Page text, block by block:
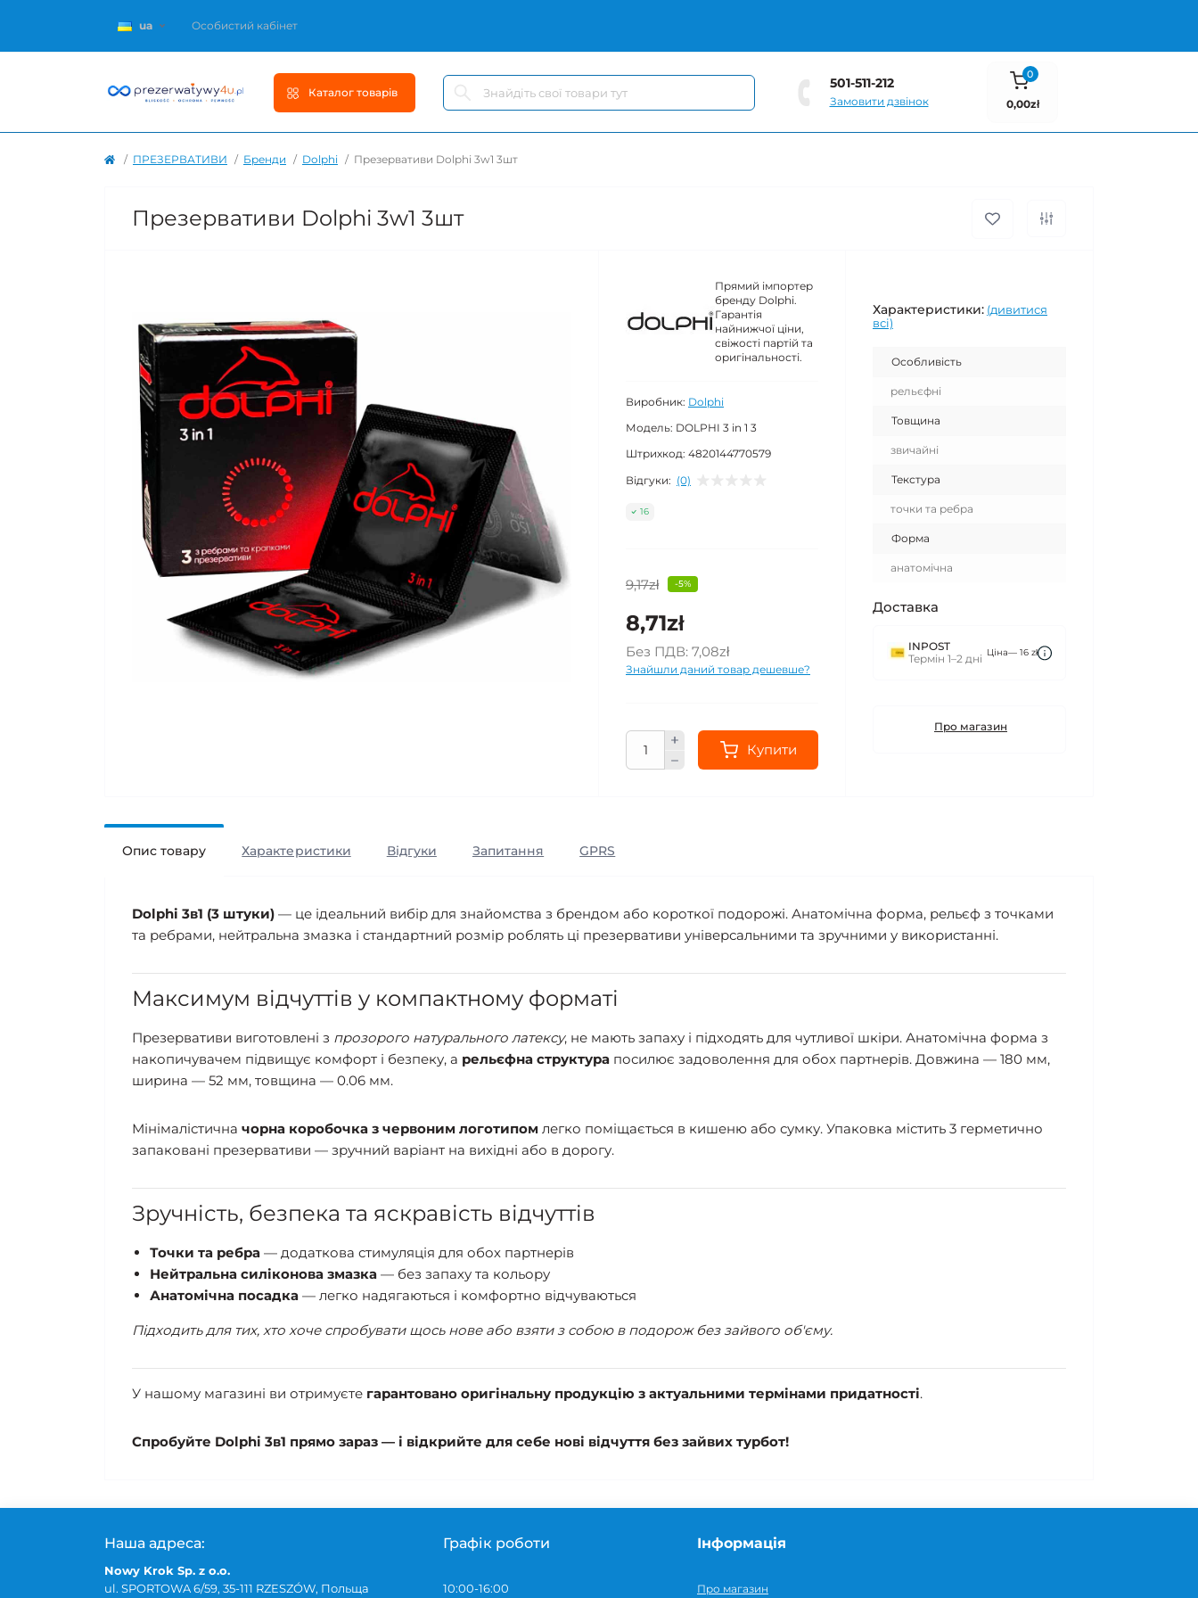
ua Особистий кабінет
Каталог товарів
501-511-212
Замовити дзвінок
0
0,00zł
ПРЕЗЕРВАТИВИ Бренди Dolphi Презервативи Dolphi 3w1 3шт
Презервативи Dolphi 3w1 3шт
Прямий імпортер
бренду Dolphi.
Гарантія
найнижчої ціни,
свіжості партій та
оригінальності.
Виробник: Dolphi
Модель: DOLPHI 3 in 1 3
Штрихкод: 4820144770579
Відгуки: (0)
16
9,17zł -5%
8,71zł
Без ПДВ: 7,08zł
Знайшли даний товар дешевше?
Купити
Характеристики: (дивитися
всі)
Особливість
рельєфні
Товщина
звичайні
Текстура
точки та ребра
Форма
анатомічна
Доставка
INPOST
Термін 1–2 дні Ціна— 16 zł
Про магазин
Опис товару Характеристики Відгуки Запитання GPRS
Dolphi 3в1 (3 штуки) — це ідеальний вибір для знайомства з брендом або короткої подорожі. Анатомічна форма, рельєф з точками
та ребрами, нейтральна змазка і стандартний розмір роблять ці презервативи універсальними та зручними у використанні.
Максимум відчуттів у компактному форматі
Презервативи виготовлені з прозорого натурального латексу, не мають запаху і підходять для чутливої шкіри. Анатомічна форма з
накопичувачем підвищує комфорт і безпеку, а рельєфна структура посилює задоволення для обох партнерів. Довжина — 180 мм,
ширина — 52 мм, товщина — 0.06 мм.
Мінімалістична чорна коробочка з червоним логотипом легко поміщається в кишеню або сумку. Упаковка містить 3 герметично
запаковані презервативи — зручний варіант на вихідні або в дорогу.
Зручність, безпека та яскравість відчуттів
Точки та ребра — додаткова стимуляція для обох партнерів
Нейтральна силіконова змазка — без запаху та кольору
Анатомічна посадка — легко надягаються і комфортно відчуваються
Підходить для тих, хто хоче спробувати щось нове або взяти з собою в подорож без зайвого об'єму.
У нашому магазині ви отримуєте гарантовано оригінальну продукцію з актуальними термінами придатності.
Спробуйте Dolphi 3в1 прямо зараз — і відкрийте для себе нові відчуття без зайвих турбот!
Наша адреса:
Nowy Krok Sp. z o.o.
ul. SPORTOWA 6/59, 35-111 RZESZÓW, Польща
Графік роботи
10:00-16:00
Інформація
Про магазин